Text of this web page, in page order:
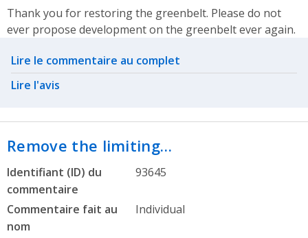
Thank you for restoring the greenbelt. Please do not
ever propose development on the greenbelt ever again.
Related actions
Lire le commentaire au complet
Lire l'avis
Remove the limiting…
Identifiant (ID) du
commentaire
93645
Commentaire fait au
nom
Individual